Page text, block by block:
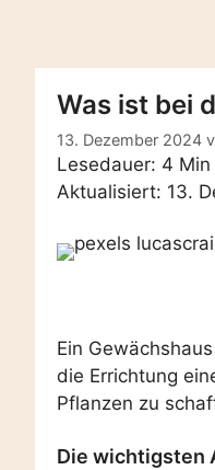
Was ist bei
13. Dezember 2024
Lesedauer: 4 Min
Aktualisiert: 13.
Ein
die Errichtung
Pflanzen zu
Die wichtigsten